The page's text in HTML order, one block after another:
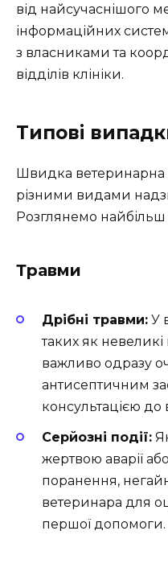
від найсучаснішого
інформаційних
з власниками та
відділів клініки.
Типові
Швидка ветеринарна
різними видами
Розглянемо
Травми
Дрібні травми: У
таких як
важливо одразу
антисептичним
консультацією до
Серйозні події:
жертвою аварії
поранення,
ветеринара для
першої допомоги.